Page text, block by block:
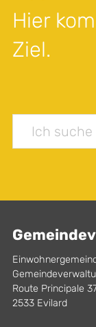
Hier
Ziel.
Route Principale
2533 Evilard